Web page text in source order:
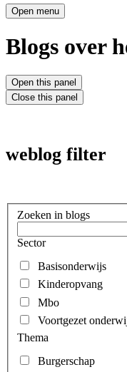
Open menu
Blogs over
Open this panel
Close this panel
weblog filter
Zoeken in blogs
Sector
Basisonderwijs
Kinderopvang
Mbo
Voortgezet
Thema
Burgerschap